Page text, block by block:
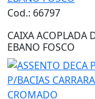
Cod.: 66797
CAIXA ACOPLADA
EBANO FOSCO